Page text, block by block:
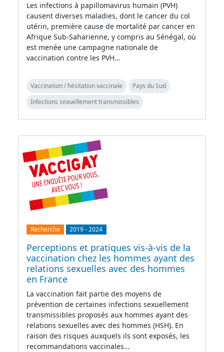
Les infections à papillomavirus humain (PVH)
causent diverses maladies, dont le cancer du col
utérin, première cause de mortalité par cancer en
Afrique Sub-Saharienne, y compris au Sénégal, où
est menée une campagne nationale de
vaccination contre les PVH…
Vaccination / hésitation vaccinale
Pays du Sud
Infections sexuellement transmissibles
Recherche 2019-2024
Perceptions et pratiques vis-à-vis de la
vaccination chez les hommes ayant des
relations sexuelles avec des hommes
en France
La vaccination fait partie des moyens de
prévention de certaines infections sexuellement
transmissibles proposés aux hommes ayant des
relations sexuelles avec des hommes (HSH). En
raison des risques auxquels ils sont exposés, les
recommandations vaccinales…